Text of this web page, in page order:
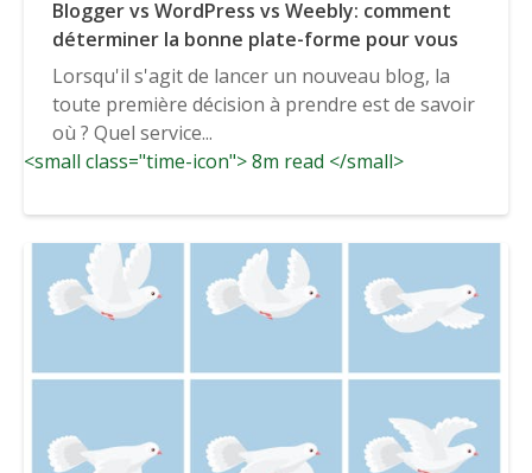
Blogger vs WordPress vs Weebly: comment
déterminer la bonne plate-forme pour vous
Lorsqu'il s'agit de lancer un nouveau blog, la
toute première décision à prendre est de savoir
où ? Quel service...
<small class="time-icon"> 8m read </small>